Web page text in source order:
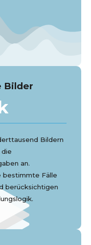
Bilder
Bildern
die
an.
bestimmte Fälle
berücksichtigen